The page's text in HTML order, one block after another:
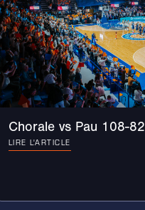
Chorale vs Pau 108-
LIRE L'ARTICLE